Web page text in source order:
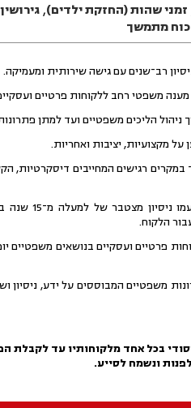
זמני שהות (החזקת ילדים),גירושין
כוח מתמשך
רב־שנים עם גישה שירותית ומעמיקה.
משפטי רחב ללקוחות פרטיים
הליכים משפטיים ועד למתן פתרונות
מקצועיות, יציבות ואחריות.
רגישים המחייבים דיסקרטיות,
עוסק בייצוג משפטי
הלקוח.
פרטיים ועסקיים בנושאים משפטיים
משפטיים המבוססים על ידע, ניסיון
בכל אחד מלקוחותיו עד לקבלת
ונשמח לסייע.